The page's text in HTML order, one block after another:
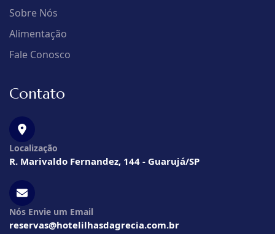
Sobre Nós
Alimentação
Fale Conosco
Contato
Localização
R. Marivaldo Fernandez, 144 - Guarujá/SP
Nós Envie um Email
reservas@hotelilhasdagrecia.com.br